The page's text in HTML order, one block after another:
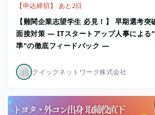
【申込締切】 あと2日
【難関企業志望学生 必見！】 早期選考
面接対策 ― ITスタートアップ人事による
準"の徹底フィードバック ―
クイックネットワーク株式会社